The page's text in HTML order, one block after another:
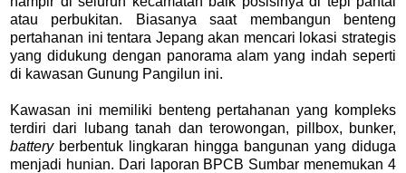
atau perbukitan. Biasanya saat membangun benteng
pertahanan ini tentara Jepang akan mencari lokasi strategis
yang didukung dengan panorama alam yang indah seperti
di kawasan Gunung Pangilun ini.
Kawasan ini memiliki benteng pertahanan yang kompleks
terdiri dari lubang tanah dan terowongan, pillbox, bunker,
batteryberbentuk lingkaran hingga bangunan yang diduga
menjadi hunian. Dari laporan BPCB Sumbar menemukan 4